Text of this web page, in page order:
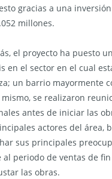
gracias a una
millones.
el proyecto ha puesto
en el sector en el cual
un barrio mayormente
mismo, se realizaron
antes de iniciar las
actores del área,
sus principales
al periodo de ventas de
las obras.